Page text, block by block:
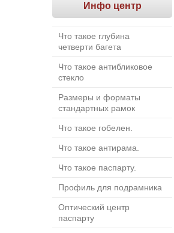
Инфо центр
Что такое глубина
четверти багета
Что такое антибликовое
стекло
Размеры и форматы
стандартных рамок
Что такое гобелен.
Что такое антирама.
Что такое паспарту.
Профиль для подрамника
Оптический центр
паспарту